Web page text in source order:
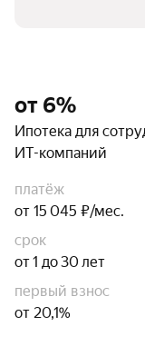
от 6%
Ипотека для
ИТ-компаний
платёж
от 15 045 ₽/мес.
срок
от 1 до 30 лет
первый взнос
от 20,1%